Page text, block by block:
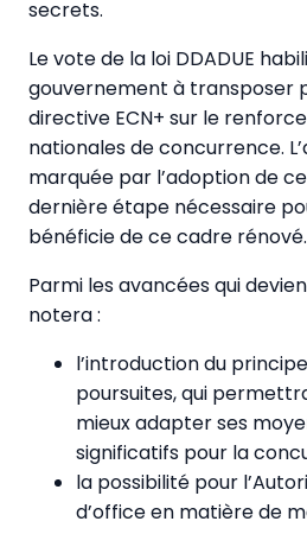
secrets.
Le vote de la loi DDADUE
gouvernement à transposer
directive ECN+ sur le
nationales de concurrence.
marquée par l’adoption de
dernière étape nécessaire
bénéficie de ce cadre rénové.
Parmi les avancées qui
notera :
l’introduction du
poursuites, qui
mieux adapter ses
significatifs pour la
la possibilité pour
d’office en matière de